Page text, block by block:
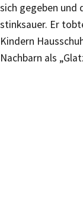
sich gegeben und
stinksauer. Er
Kindern
Nachbarn als